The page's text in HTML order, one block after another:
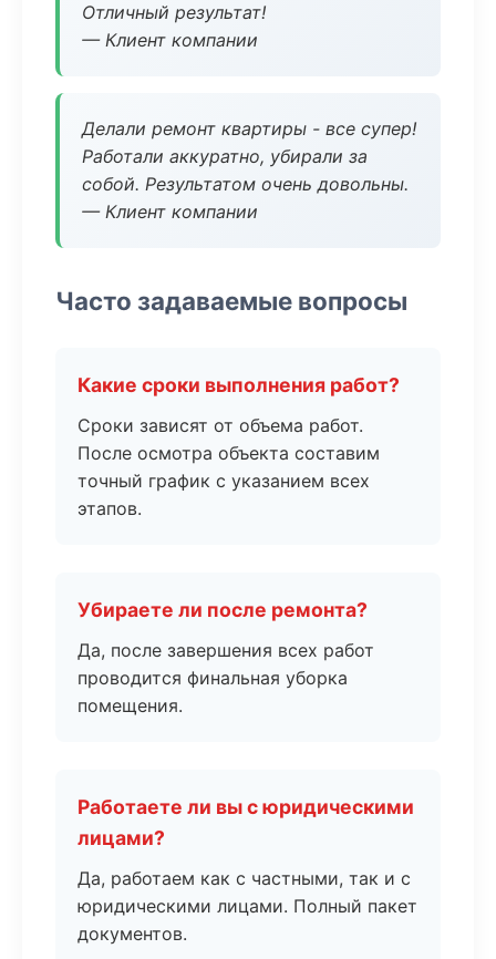
Отличный результат!
— Клиент компании
Делали ремонт квартиры - все супер!
Работали аккуратно, убирали за
собой. Результатом очень довольны.
— Клиент компании
Часто задаваемые вопросы
Какие сроки выполнения работ?
Сроки зависят от объема работ.
После осмотра объекта составим
точный график с указанием всех
этапов.
Убираете ли после ремонта?
Да, после завершения всех работ
проводится финальная уборка
помещения.
Работаете ли вы с юридическими
лицами?
Да, работаем как с частными, так и с
юридическими лицами. Полный пакет
документов.